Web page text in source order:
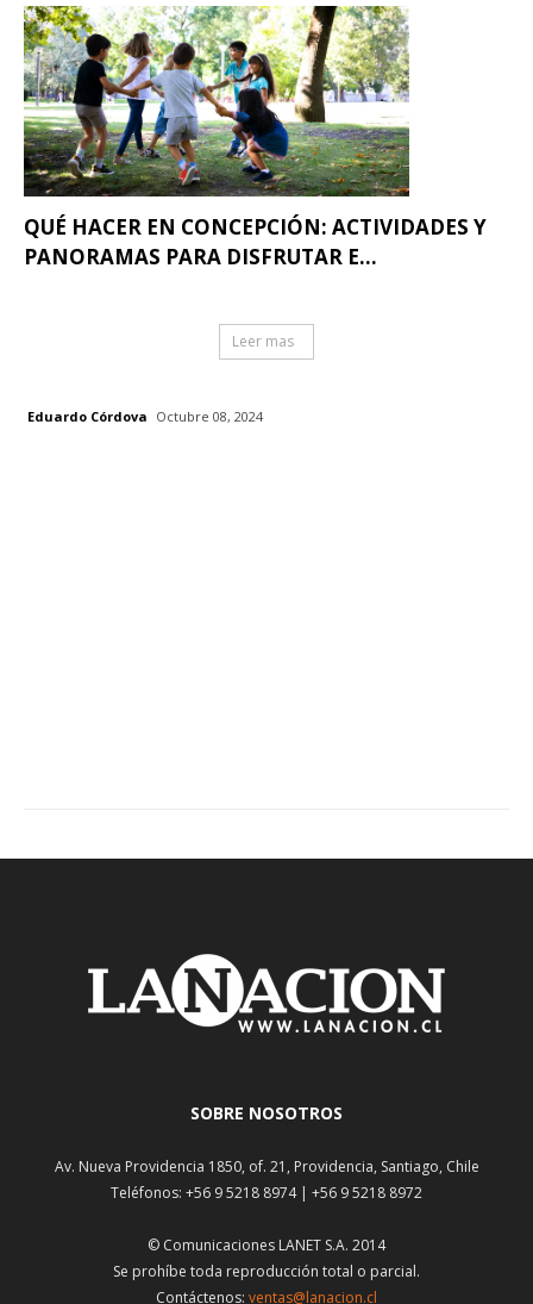
QUÉ HACER EN CONCEPCIÓN: ACTIVIDADES Y
PANORAMAS PARA DISFRUTAR E...
Leer mas
Eduardo Córdova Octubre 08, 2024
SOBRE NOSOTROS
Av. Nueva Providencia 1850, of. 21, Providencia, Santiago, Chile
Teléfonos: +56 9 5218 8974 | +56 9 5218 8972
© Comunicaciones LANET S.A. 2014
Se prohíbe toda reproducción total o parcial.
Contáctenos: ventas@lanacion.cl